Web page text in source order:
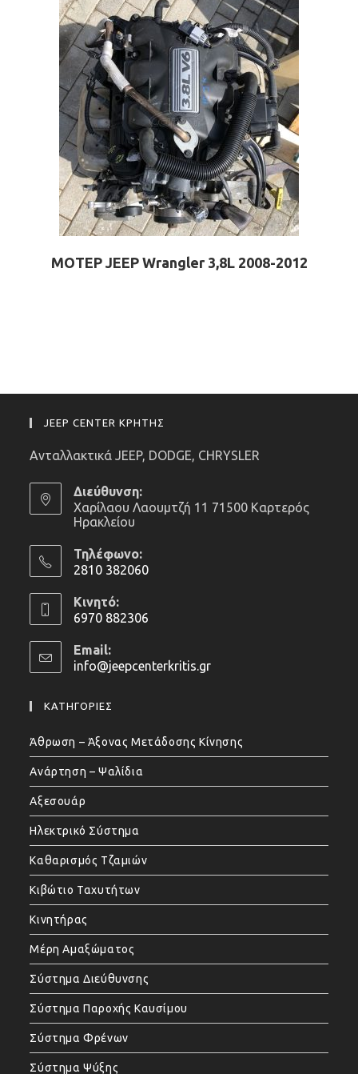
ΜΟΤΕΡ JEEP Wrangler 3,8L 2008-2012
JEEP CENTER ΚΡΗΤΗΣ
Ανταλλακτικά JEEP, DODGE, CHRYSLER
Διεύθυνση:
Χαρίλαου Λαουμτζή 11 71500 Καρτερός
Ηρακλείου
Τηλέφωνο:
2810 382060
in
your
application
Κινητό:
6970 882306
in
your
Email:
info@jeepcenterkritis.grOpens
ΚΑΤΗΓΟΡΙΕΣ
Άθρωση – Άξονας Μετάδοσης Κίνησης
Ανάρτηση – Ψαλίδια
Αξεσουάρ
Ηλεκτρικό Σύστημα
Καθαρισμός Τζαμιών
Κιβώτιο Ταχυτήτων
Κινητήρας
Μέρη Αμαξώματος
Σύστημα Διεύθυνσης
Σύστημα Παροχής Καυσίμου
Σύστημα Φρένων
Σύστημα Ψύξης